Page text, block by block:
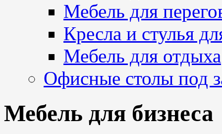
Мебель для
Кресла и стулья
Мебель для отдыха
Офисные столы под
Мебель для бизнеса